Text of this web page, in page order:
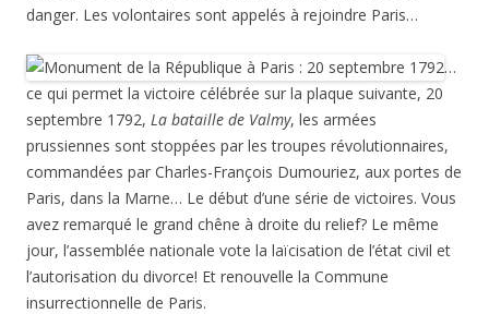
danger. Les volontaires sont appelés à rejoindre Paris…
…
ce qui permet la victoire célébrée sur la plaque suivante, 20
septembre 1792, La bataille de Valmy, les armées
prussiennes sont stoppées par les troupes révolutionnaires,
commandées par Charles-François Dumouriez, aux portes de
Paris, dans la Marne… Le début d’une série de victoires. Vous
avez remarqué le grand chêne à droite du relief? Le même
jour, l’assemblée nationale vote la laïcisation de l’état civil et
l’autorisation du divorce! Et renouvelle la Commune
insurrectionnelle de Paris.